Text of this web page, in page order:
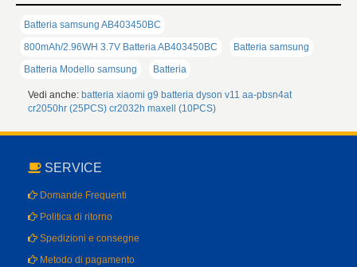
Batteria samsung AB403450BC
800mAh/2.96WH 3.7V Batteria AB403450BC
Batteria samsung
Batteria Modello samsung
Batteria
Vedi anche: batteria xiaomi g9 batteria dyson v11 aa-pbsn4at
cr2050hr (25PCS) cr2032h maxell (10PCS)
SERVICE
Domande Frequenti
Politica di ritorno
Spedizioni e consegne
Metodo di pagamento